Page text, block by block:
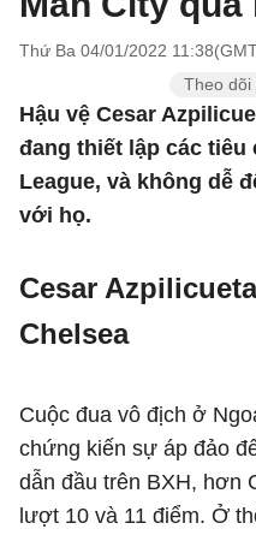
Thứ Ba 04/01/2022
Theo dõi
Hậu vệ Cesar
đang thiết lập các tiêu
League, và không dễ
với họ.
Cesar
Chelsea
Cuộc đua vô địch ở
chứng kiến sự áp đảo
dẫn đầu trên BXH, hơn
lượt 10 và 11 điểm. Ở